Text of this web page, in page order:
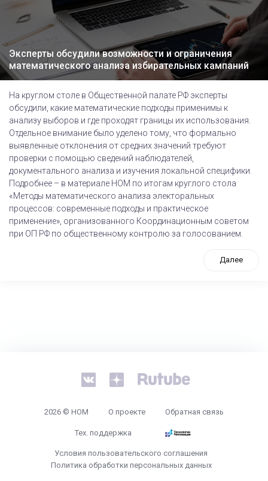
Эксперты обсудили возможности и ограничения
математического анализа избирательных кампаний
На круглом столе в Общественной палате РФ эксперты
обсудили, какие математические подходы применимы к
анализу выборов и где проходят границы их использования.
Отдельное внимание было уделено тому, что формально
выявленные отклонения от средних значений требуют
проверки с помощью сведений наблюдателей,
документального анализа и изучения локальной специфики.
Подробнее – в материале НОМ по итогам круглого стола
«Методы математического анализа электоральных
процессов: современные подходы и практическое
применение», организованного Координационным советом
при ОП РФ по общественному контролю за голосованием.
Далее
2026 © НОМ О проекте Обратная связь
Тех. поддержка
Условия пользовательского соглашения
Политика обработки персональных данных